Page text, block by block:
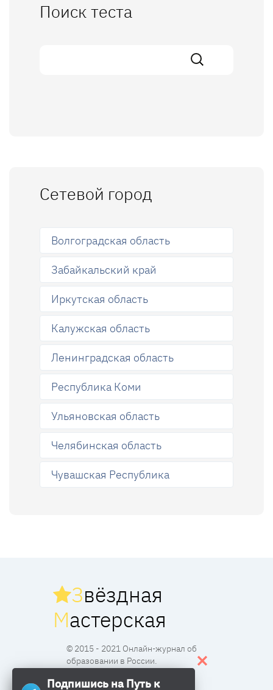
Поиск теста
Сетевой город
Волгоградская область
Забайкальский край
Иркутская область
Калужская область
Ленинградская область
Республика Коми
Ульяновская область
Челябинская область
Чувашская Республика
Звёздная
Мастерская
© 2015 - 2021 Онлайн-журнал об
образовании в России.
Подпишись на Путь к